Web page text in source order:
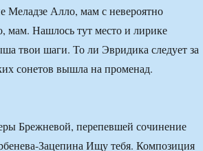
Меладзе Алло, мам с невероятно
Нашлось тут место и лирике
твои шаги. То ли Эвридика следует за
сонетов вышла на променад.
Брежневой, перепевшей сочинение
Зацепина Ищу тебя. Композиция